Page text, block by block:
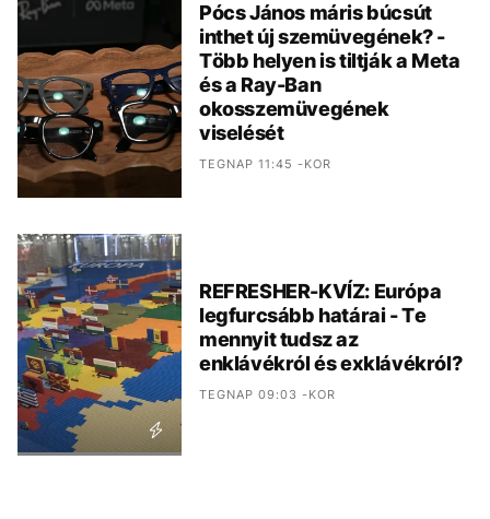
Pócs János máris búcsút
inthet új szemüvegének? -
Több helyen is tiltják a Meta
és a Ray-Ban
okosszemüvegének
viselését
TEGNAP 11:45 -KOR
REFRESHER-KVÍZ: Európa
legfurcsább határai - Te
mennyit tudsz az
enklávékról és exklávékról?
TEGNAP 09:03 -KOR